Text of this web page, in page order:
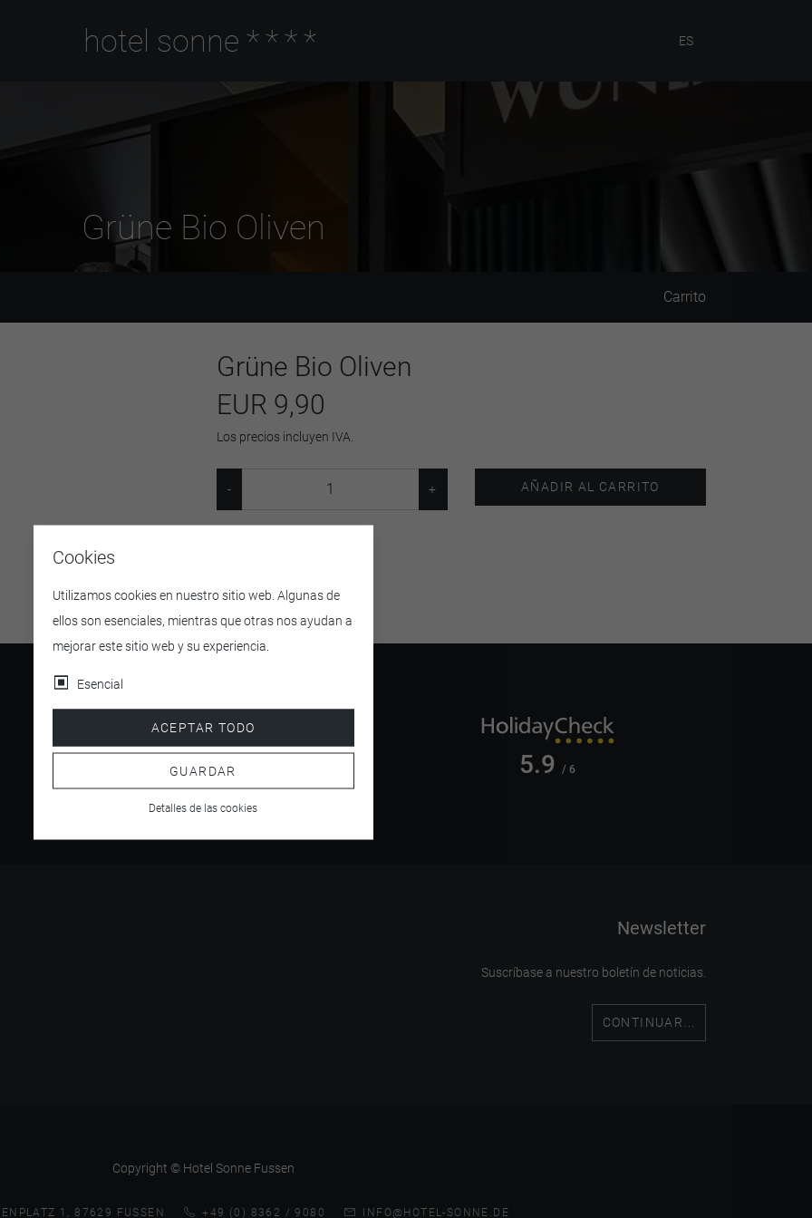
hotel sonne **** ES
Grüne Bio Oliven
Carrito
Grüne Bio Oliven
EUR 9,90
Los precios incluyen IVA.
AÑADIR AL CARRITO
4.5/ 5 5.9 / 6
Newsletter
Suscríbase a nuestro boletín de noticias.
CONTINUAR...
Copyright © Hotel Sonne Fussen
1, 87629 FUSSEN +49 (0) 8362 / 9080 INFO@HOTEL-SONNE.DE
Cookies
Utilizamos cookies en nuestro sitio web. Algunas de
ellos son esenciales, mientras que otras nos ayudan a
mejorar este sitio web y su experiencia.
Esencial
ACEPTAR TODO
GUARDAR
Detalles de las cookies